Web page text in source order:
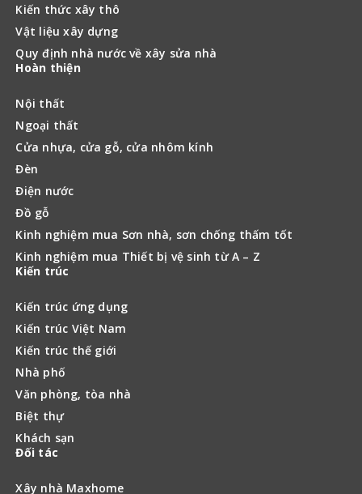
Kiến thức xây thô
Vật liệu xây dựng
Quy định nhà nước về xây sửa nhà
Hoàn thiện
Nội thất
Ngoại thất
Cửa nhựa, cửa gỗ, cửa nhôm kính
Đèn
Điện nước
Đồ gỗ
Kinh nghiệm mua Sơn nhà, sơn chống thấm tốt
Kinh nghiệm mua Thiết bị vệ sinh từ A – Z
Kiến trúc
Kiến trúc ứng dụng
Kiến trúc Việt Nam
Kiến trúc thế giới
Nhà phố
Văn phòng, tòa nhà
Biệt thự
Khách sạn
Đối tác
Xây nhà Maxhome